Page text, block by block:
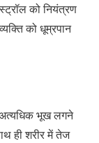
को नियंत्रण
को धूम्रपान
अत्यधिक भूख लगने
ही शरीर में तेज